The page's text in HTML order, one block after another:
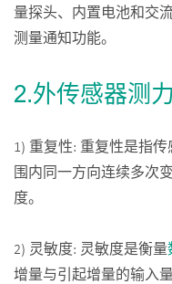
量探头、内置电池和交
测量通知功能。
2.外传感器测
1) 重复性: 重复性是指
围内同一方向连续多次
度。
2) 灵敏度: 灵敏度是衡量
增量与引起增量的输入